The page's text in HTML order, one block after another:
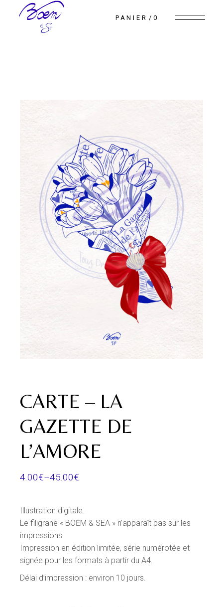
PANIER 0
CARTE – LA
GAZETTE DE
L’AMORE
4.00€–45.00€
Illustration digitale.
Le filigrane « BOĒM & SEA » n’apparaît pas sur les
impressions.
Impression en édition limitée, série numérotée et
signée pour les formats à partir du A4.
Délai d’impression : environ 10 jours.